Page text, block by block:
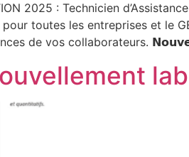
2025 : Technicien
toutes les entreprises et le
de vos collaborateurs.